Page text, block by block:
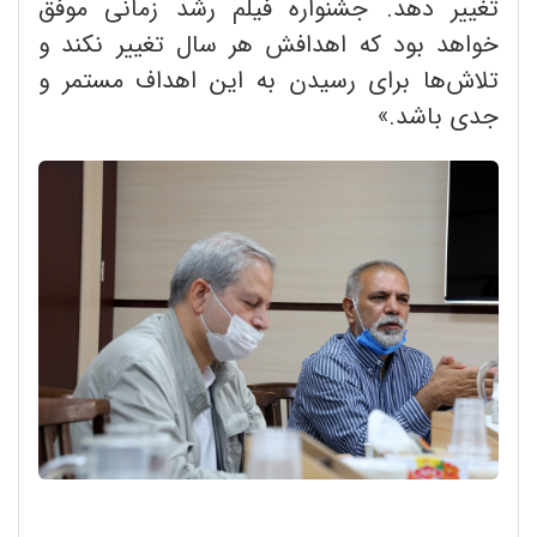
تغییر دهد. جشنواره فیلم رشد زمانی موفق
خواهد بود که اهدافش هر سال تغییر نکند و
تلاش‌ها برای رسیدن به این اهداف مستمر و
جدی باشد.»